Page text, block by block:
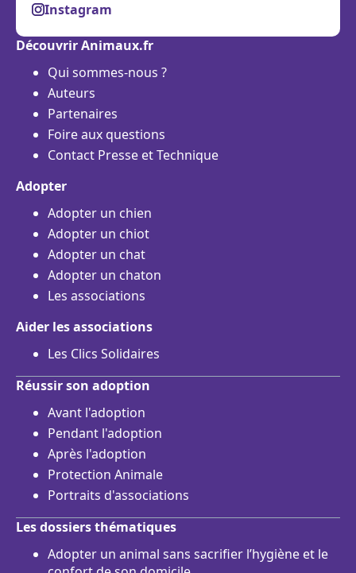
Instagram
Découvrir Animaux.fr
Qui sommes-nous ?
Auteurs
Partenaires
Foire aux questions
Contact Presse et Technique
Adopter
Adopter un chien
Adopter un chiot
Adopter un chat
Adopter un chaton
Les associations
Aider les associations
Les Clics Solidaires
Réussir son adoption
Avant l'adoption
Pendant l'adoption
Après l'adoption
Protection Animale
Portraits d'associations
Les dossiers thématiques
Adopter un animal sans sacrifier l’hygiène et le